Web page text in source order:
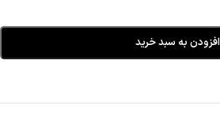
افزودن به سبد خرید